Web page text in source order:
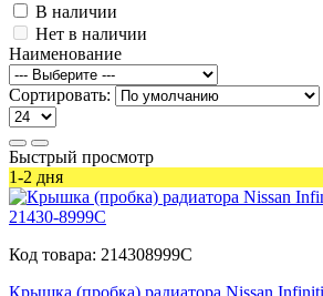
В наличии
Нет в наличии
Наименование
Сортировать:
Быстрый просмотр
1-2 дня
Код товара: 214308999C
Крышка (пробка) радиатора Nissan